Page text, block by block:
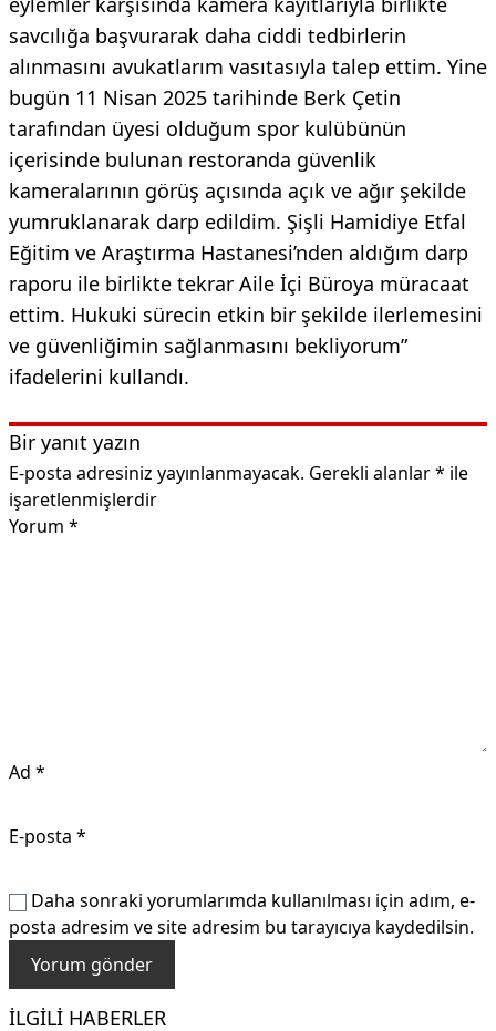
savcılığa başvurarak daha ciddi tedbirlerin
alınmasını avukatlarım vasıtasıyla talep ettim. Yine
bugün 11 Nisan 2025 tarihinde Berk Çetin
tarafından üyesi olduğum spor kulübünün
içerisinde bulunan restoranda güvenlik
kameralarının görüş açısında açık ve ağır şekilde
yumruklanarak darp edildim. Şişli Hamidiye Etfal
Eğitim ve Araştırma Hastanesi’nden aldığım darp
raporu ile birlikte tekrar Aile İçi Büroya müracaat
ettim. Hukuki sürecin etkin bir şekilde ilerlemesini
ve güvenliğimin sağlanmasını bekliyorum”
ifadelerini kullandı.
Bir yanıt yazın
E-posta adresiniz yayınlanmayacak. Gerekli alanlar* ile
işaretlenmişlerdir
Yorum *
Ad *
E-posta *
Daha sonraki yorumlarımda kullanılması için adım, e-
posta adresim ve site adresim bu tarayıcıya kaydedilsin.
İLGILI HABERLER